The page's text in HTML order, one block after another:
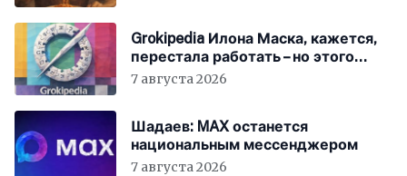
Grokipedia Илона Маска, кажется,
перестала работать – но этого
никто не заметил
7 августа 2026
Шадаев: MAX останется
национальным мессенджером
7 августа 2026